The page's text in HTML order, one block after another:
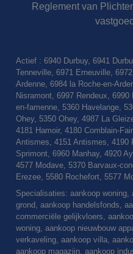
Reglement van
Actief : 6940 Durbuy, 6941
Tenneville, 6971 Erneuville,
Ardenne, 6984 la Roche-en-
Nisramont, 6997 Rendeux,
en-famenne, 5360 Havelange,
Ohey, 5350 Ohey, 4987 La
4181 Hamoir, 4180 Comblain-
Antismes, 4151 Antismes, 4190
Sprimont, 6960 Manhay, 4920
4577 Modave, 5370 Barvaux-
Erezee, 5580 Rochefort, 5577
Specialisaties: aankoop
grond, aankoop handelsfonds,
commerciële gelijkvloers,
woning, aankoop nieuwbouw
verkaveling, aankoop villa,
aankoop magazijn, aankoop